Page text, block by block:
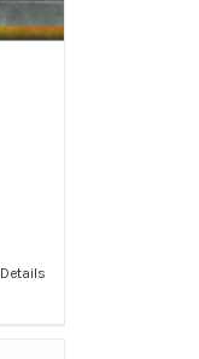
Details